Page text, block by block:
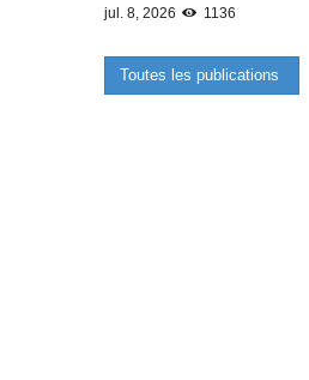
jul. 8, 2026 1136
Toutes les publications